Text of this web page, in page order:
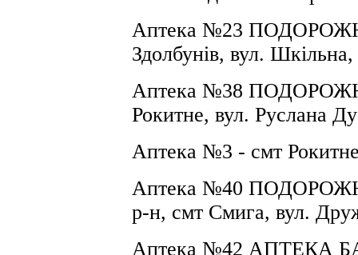
Аптека №23
Здолбунів, вул.
Аптека №38
Рокитне, вул. Руслана
Аптека №3 - смт
Аптека №40
р-н, смт Смига, вул.
Аптека №42 АПТЕКА